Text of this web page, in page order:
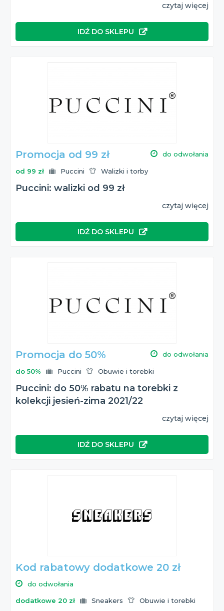
czytaj więcej
IDŹ DO SKLEPU
Promocja od 99 zł do odwołania
od 99 zł Puccini Walizki i torby
Puccini: walizki od 99 zł
czytaj więcej
IDŹ DO SKLEPU
Promocja do 50% do odwołania
do 50% Puccini Obuwie i torebki
Puccini: do 50% rabatu na torebki z
kolekcji jesień-zima 2021/22
czytaj więcej
IDŹ DO SKLEPU
Kod rabatowy dodatkowe 20 zł
do odwołania
dodatkowe 20 zł Sneakers Obuwie i torebki